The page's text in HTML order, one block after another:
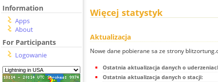
Information
Apps
About
For Participants
Logowanie
Więcej statystyk
Aktualizacja
Nowe dane pobierane sa ze strony
Ostatnia aktualizacja danych o
Ostatnia aktualizacja danych o stacji: